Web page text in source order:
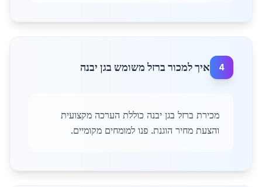
4 איך למכור ברזל משומש בגן יבנה
מכירת ברזל בגן יבנה כוללת הערכה מקצועית
והצעת מחיר הוגנת. פנו למומחים מקומיים.